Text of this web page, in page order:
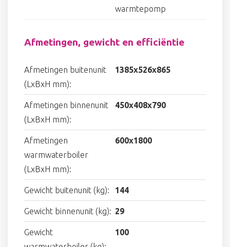
warmtepomp
Afmetingen, gewicht en efficiëntie
Afmetingen buitenunit
(LxBxH mm):
1385x526x865
Afmetingen binnenunit
(LxBxH mm):
450x408x790
Afmetingen
warmwaterboiler
(LxBxH mm):
600x1800
Gewicht buitenunit (kg): 144
Gewicht binnenunit (kg): 29
Gewicht
100